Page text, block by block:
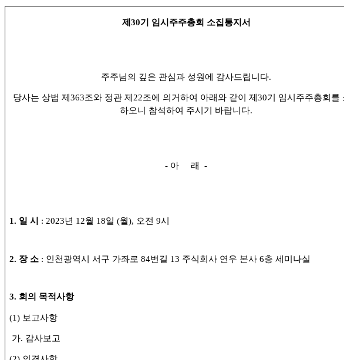
제 30기 임시주주총회 소집통지서
주주님의 깊은 관심과 성원에 감사드립니다.
당사는 상법 제 363조와 정관 제 22조에 의거하여 아래와 같이 제 30기 임시주주총회를
하오니 참석하여 주시기 바랍니다.
- 아 래 -
1. 일 시 : 2023년 12월 18일 (월), 오전 9시
2. 장 소 : 인천광역시 서구 가좌로 84번길 13 주식회사 연우 본사 6층 세미나실
3. 회의 목적사항
(1) 보고사항
가. 감사보고